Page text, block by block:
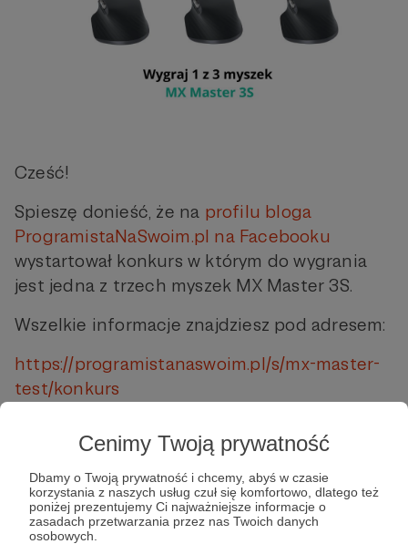
Cenimy Twoją prywatność
Dbamy o Twoją prywatność i chcemy, abyś w czasie
korzystania z naszych usług czuł się komfortowo, dlatego też
poniżej prezentujemy Ci najważniejsze informacje o
zasadach przetwarzania przez nas Twoich danych
osobowych.
Cześć!
Spieszę donieść, że na profilu bloga
ProgramistaNaSwoim.pl na Facebooku
wystartował konkurs w którym do wygrania
jest jedna z trzech myszek MX Master 3S.
Wszelkie informacje znajdziesz pod adresem:
https://programistanaswoim.pl/s/mx-master-
test/konkurs